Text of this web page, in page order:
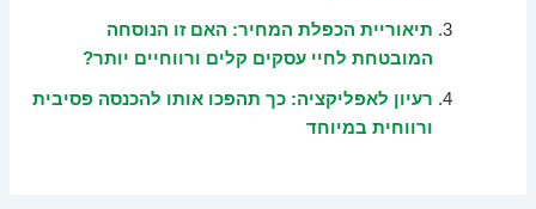
תיאוריית הכפלת המחיר: האם זו הנוסחה
המובטחת לחיי עסקים קלים ורווחיים יותר?
רעיון לאפליקציה: כך תהפכו אותו להכנסה פסיבית
ורווחית במיוחד